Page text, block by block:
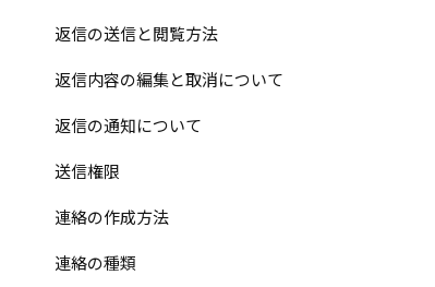
返信の送信と閲覧方法
返信内容の編集と取消について
返信の通知について
送信権限
連絡の作成方法
連絡の種類